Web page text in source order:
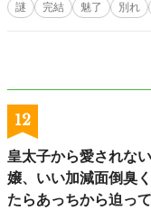
謎 完結 魅了 別れ
12
皇太子から愛されな
嬢、いい加減面倒臭
たらあっちから迫っ